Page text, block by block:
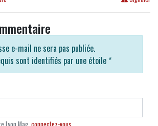
e-mail ne sera pas publiée.
sont identifiés par une étoile *